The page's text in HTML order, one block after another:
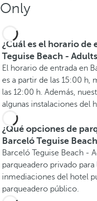
Only
¿Cuál es el horario de
Teguise Beach -
El horario de entrada en
es a partir de las 15:00 h,
las 12:00 h. Además,
algunas instalaciones del
¿Qué opciones de
Barceló Teguise
Barceló Teguise Beach -
parqueadero privado
inmediaciones del hotel
parqueadero público.